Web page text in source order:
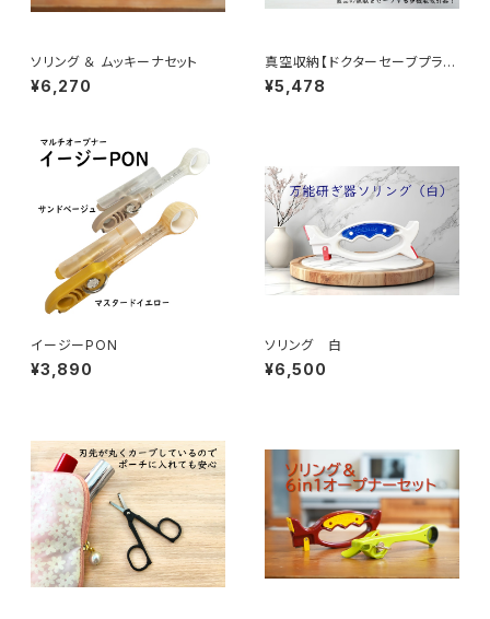
ソリング ＆ ムッキーナセット
¥6,270
真空収納【ドクターセーブプラス
フルセット】
¥5,478
イージーPON
¥3,890
ソリング 白
¥6,500